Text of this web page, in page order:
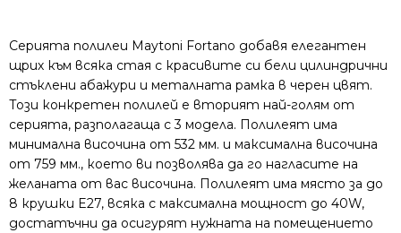
Серията полилеи Maytoni Fortano добавя елегантен
щрих към всяка стая с красивите си бели цилиндрични
стъклени абажури и металната рамка в черен цвят.
Този конкретен полилей е вторият най-голям от
серията, разполагаща с 3 модела. Полилеят има
минимална височина от 532 мм. и максимална височина
от 759 мм., което ви позволява да го нагласите на
желаната от вас височина. Полилеят има място за до
8 крушки E27, всяка с максимална мощност до 40W,
достатъчни да осигурят нужната на помещението